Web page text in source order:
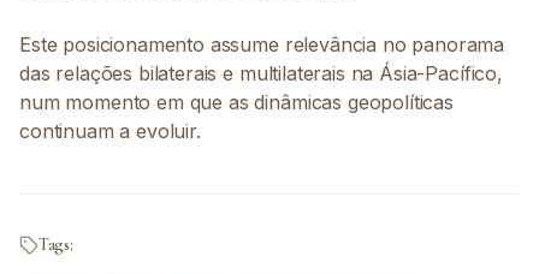
Este posicionamento assume relevância no panorama
das relações bilaterais e multilaterais na Ásia-Pacífico,
num momento em que as dinâmicas geopolíticas
continuam a evoluir.
Tags: